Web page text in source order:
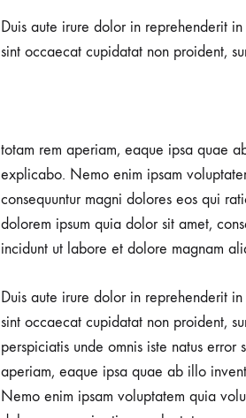
FW2017
Duis aute irure dolor in reprehenderit
sint occaecat cupidatat non proident,
totam rem aperiam, eaque ipsa quae
explicabo. Nemo enim ipsam
consequuntur magni dolores eos qui
dolorem ipsum quia dolor sit amet,
incidunt ut labore et dolore magnam
Duis aute irure dolor in reprehenderit
sint occaecat cupidatat non proident,
perspiciatis unde omnis iste natus
aperiam, eaque ipsa quae ab illo
Nemo enim ipsam voluptatem quia